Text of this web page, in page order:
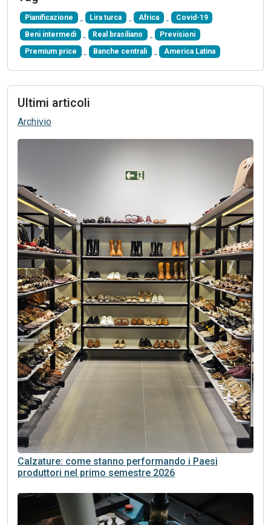
Pianificazione Lira turca Africa Covid-19
Beni intermedi Real brasiliano Previsioni
Premium price Banche centrali America Latina
Ultimi articoli
Archivio
Calzature: come stanno performando i Paesi
produttori nel primo semestre 2026